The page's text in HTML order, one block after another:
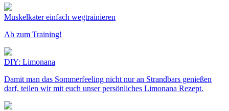
Muskelkater einfach wegtrainieren
Ab zum Training!
DIY: Limonana
Damit man das Sommerfeeling nicht nur an Strandbars genießen
darf, teilen wir mit euch unser persönliches Limonana Rezept.